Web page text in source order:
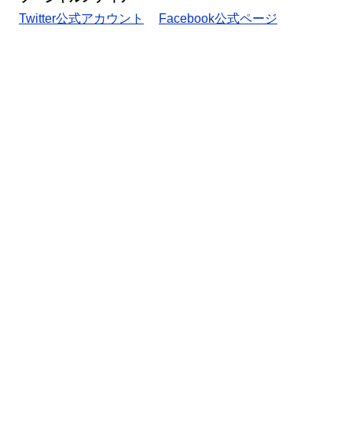
Twitter公式アカウント
Facebook公式ページ